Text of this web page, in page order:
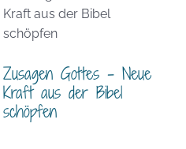
Zusagen Gottes – Neue
Kraft aus der Bibel
schöpfen